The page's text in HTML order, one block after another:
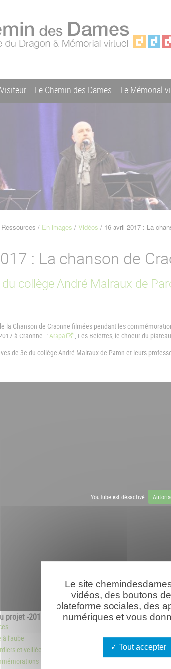
Le Chemin des Dames Le Mémorial
En images Vidéos 16 avril 2017 : La
: La chanson de
collège André Malraux de
la Chanson de Craonne filmées pendant les
à Craonne. : Arapa
, Les Belettes, le choeur du
de 3e du collège André Malraux de Paron et leurs
YouTube est désactivé.
projet -2017 :
à l'aube
et veillée au cimetière de Craonnelle
Le site
vidéos, des boutons
plateforme sociales, des
numériques et vous
Tout accepter